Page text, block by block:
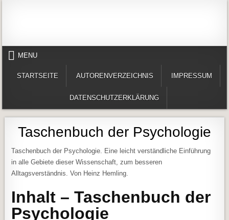
MENU
STARTSEITE AUTORENVERZEICHNIS IMPRESSUM
DATENSCHUTZERKLÄRUNG
Taschenbuch der Psychologie
Taschenbuch der Psychologie. Eine leicht verständliche Einführung
in alle Gebiete dieser Wissenschaft, zum besseren
Alltagsverständnis. Von Heinz Hemling.
Inhalt – Taschenbuch der
Psychologie